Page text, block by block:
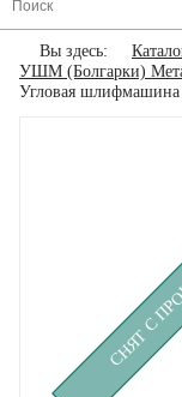
Вы здесь:
УШМ (Болгарки)
Угловая шлифмашина
СНЯТ